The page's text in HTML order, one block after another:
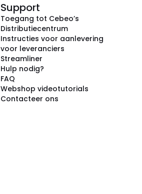
Support
Toegang tot Cebeo’s
Distributiecentrum
Instructies voor aanlevering
voor leveranciers
Streamliner
Hulp nodig?
FAQ
Webshop videotutorials
Contacteer ons